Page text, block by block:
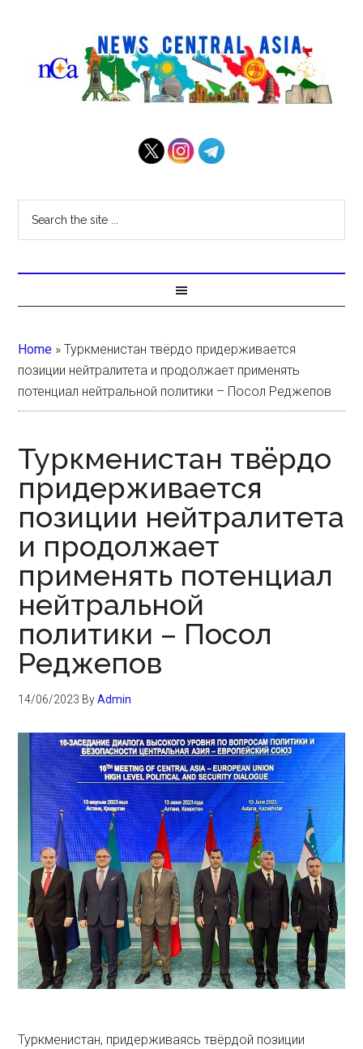
Home »Туркменистан твёрдо придерживается
позиции нейтралитета и продолжает применять
потенциал нейтральной политики – Посол Реджепов
Туркменистан твёрдо
придерживается
позиции нейтралитета
и продолжает
применять потенциал
нейтральной
политики – Посол
Реджепов
14/06/2023 ByAdmin
Туркменистан, придерживаясь твёрдой позиции